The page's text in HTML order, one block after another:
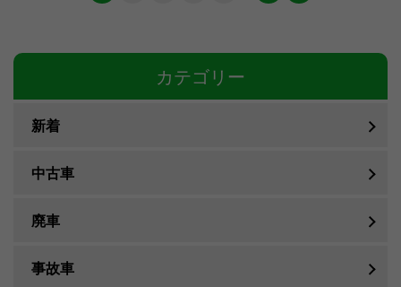
カテゴリー
新着
中古車
廃車
事故車